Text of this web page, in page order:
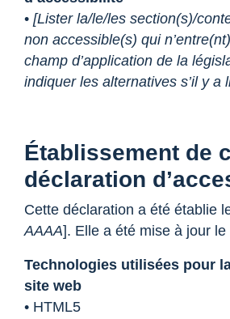
• [Lister la/le/les section(s)/
non accessible(s) qui
champ d’application de la
indiquer les alternatives s’il y a
Établissement de
déclaration
Cette déclaration a été établie
AAAA]. Elle a été mise à jour le
Technologies utilisées pour
site web
• HTML5